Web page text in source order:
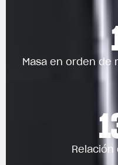
Masa en orden de